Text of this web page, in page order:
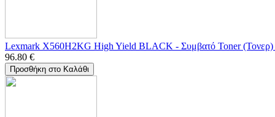
Lexmark X560H2KG High Yield BLACK - Συμβατό Toner (Τονερ)
96.80 €
Προσθήκη στο Καλάθι